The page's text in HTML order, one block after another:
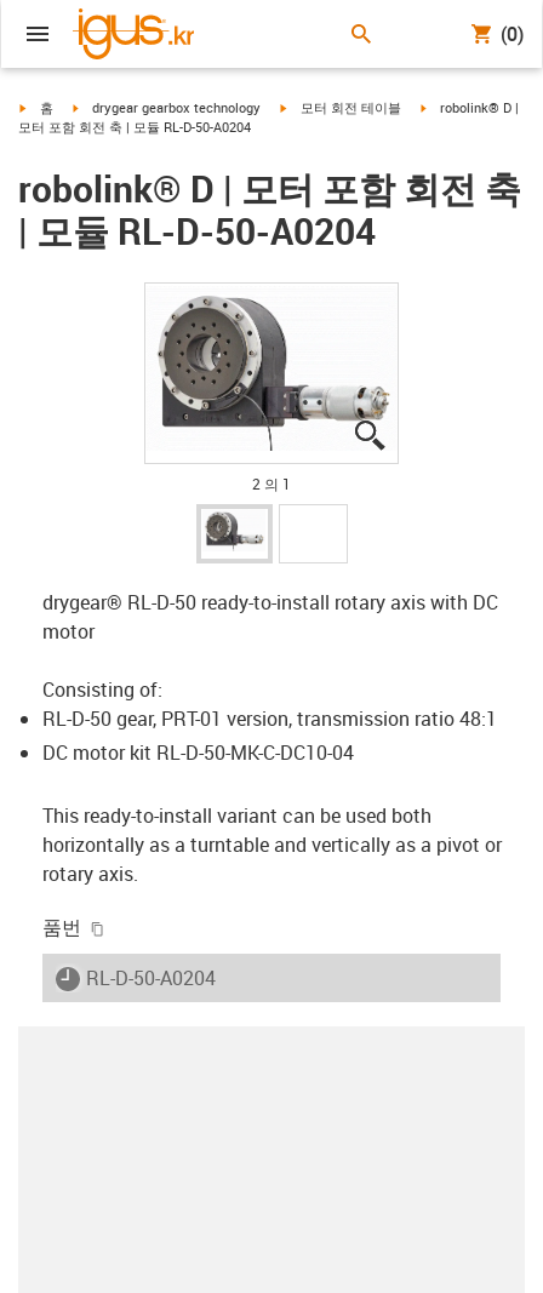
(0)
igus-icon-arrow-right
홈 igus-icon-arrow-right
drygear gearbox technology igus-icon-arrow-right
모터 회전 테이블 igus-icon-arrow-
robolink® D |
모터 포함 회전 축 | 모듈 RL-D-50-A0204
robolink® D | 모터 포함 회전 축
| 모듈 RL-D-50-A0204
2 의 1
drygear® RL-D-50 ready-to-install rotary axis with DC
motor
Consisting of:
RL-D-50 gear, PRT-01 version, transmission ratio 48:1
DC motor kit RL-D-50-MK-C-DC10-04
This ready-to-install variant can be used both
horizontally as a turntable and vertically as a pivot or
rotary axis.
품번
igus-icon-lieferzeit
RL-D-50-A0204